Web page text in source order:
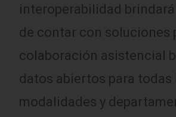
interoperabilidad
de contar con soluciones
colaboración asistencial
datos abiertos para todas
modalidades y